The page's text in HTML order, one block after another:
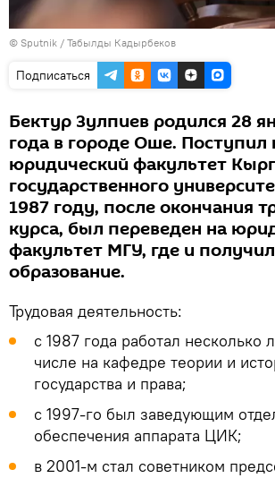
© Sputnik / Табылды Кадырбеков
Подписаться
Бектур Зулпиев родился 28
года в городе Оше. Поступил
юридический факультет
государственного
1987 году, после окончания
курса, был переведен на
факультет МГУ, где и
образование.
Трудовая деятельность:
с 1987 года работал несколько
числе на кафедре теории и
государства и права;
с 1997-го был заведующим
обеспечения аппарата ЦИК;
в 2001-м стал советником